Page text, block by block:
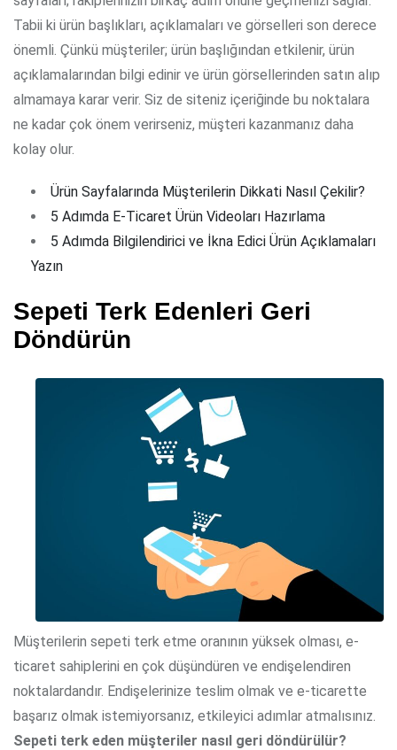
Tabii ki ürün başlıkları, açıklamaları ve görselleri son derece
önemli. Çünkü müşteriler; ürün başlığından etkilenir, ürün
açıklamalarından bilgi edinir ve ürün görsellerinden satın alıp
almamaya karar verir. Siz de siteniz içeriğinde bu noktalara
ne kadar çok önem verirseniz, müşteri kazanmanız daha
kolay olur.
Ürün Sayfalarında Müşterilerin Dikkati Nasıl Çekilir?
5 Adımda E-Ticaret Ürün Videoları Hazırlama
5 Adımda Bilgilendirici ve İkna Edici Ürün Açıklamaları
Yazın
Sepeti Terk Edenleri Geri
Döndürün
Müşterilerin sepeti terk etme oranının yüksek olması, e-
ticaret sahiplerini en çok düşündüren ve endişelendiren
noktalardandır. Endişelerinize teslim olmak ve e-ticarette
başarız olmak istemiyorsanız, etkileyici adımlar atmalısınız.
Sepeti terk eden müşteriler nasıl geri döndürülür?